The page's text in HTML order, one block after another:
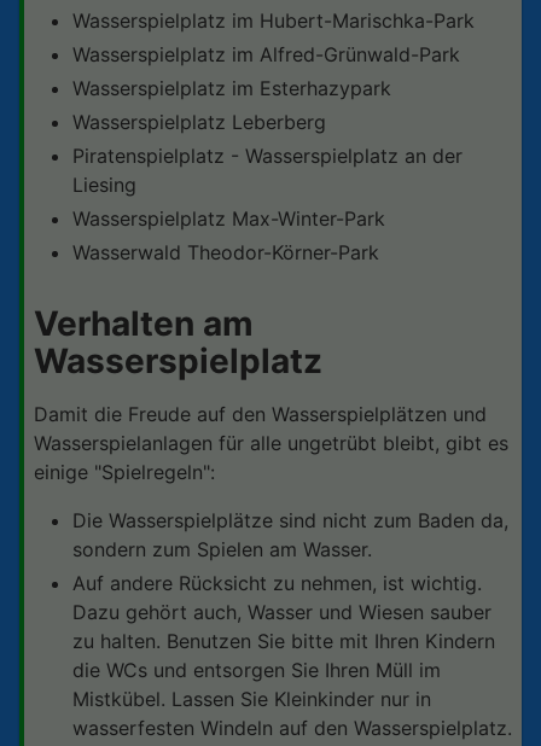
Wasserspielplatz im Hubert-Marischka-Park
Wasserspielplatz im Alfred-Grünwald-Park
Wasserspielplatz im Esterhazypark
Wasserspielplatz Leberberg
Piratenspielplatz - Wasserspielplatz an der
Liesing
Wasserspielplatz Max-Winter-Park
Wasserwald Theodor-Körner-Park
Verhalten am
Wasserspielplatz
Damit die Freude auf den Wasserspielplätzen und
Wasserspielanlagen für alle ungetrübt bleibt, gibt es
einige "Spielregeln":
Die Wasserspielplätze sind nicht zum Baden da,
sondern zum Spielen am Wasser.
Auf andere Rücksicht zu nehmen, ist wichtig.
Dazu gehört auch, Wasser und Wiesen sauber
zu halten. Benutzen Sie bitte mit Ihren Kindern
die WCs und entsorgen Sie Ihren Müll im
Mistkübel. Lassen Sie Kleinkinder nur in
wasserfesten Windeln auf den Wasserspielplatz.